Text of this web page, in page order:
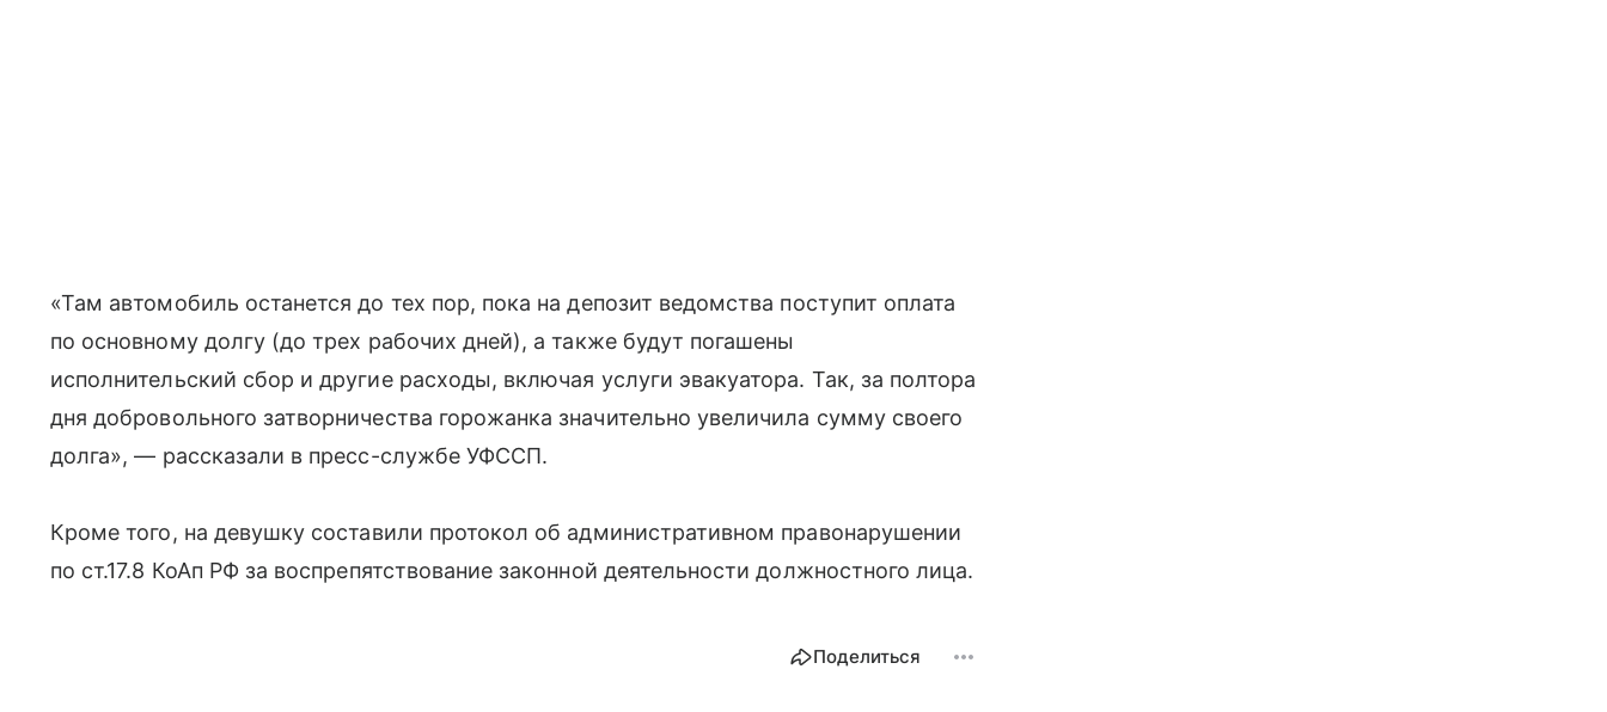
«Там автомобиль останется до тех пор, пока на депозит ведомства поступит оплата
по основному долгу (до трех рабочих дней), а также будут погашены
исполнительский сбор и другие расходы, включая услуги эвакуатора. Так, за полтора
дня добровольного затворничества горожанка значительно увеличила сумму своего
долга», — рассказали в пресс-службе УФССП.
Кроме того, на девушку составили протокол об административном правонарушении
по ст.17.8 КоАп РФ за воспрепятствование законной деятельности должностного лица.
Поделиться